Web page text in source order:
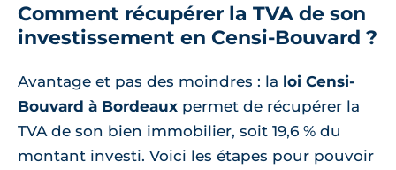
Comment récupérer la TVA de son
investissement en Censi-Bouvard ?
Avantage et pas des moindres : la loi Censi-
Bouvard à Bordeaux permet de récupérer la
TVA de son bien immobilier, soit 19,6 % du
montant investi. Voici les étapes pour pouvoir